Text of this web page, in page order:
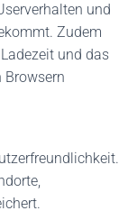
und
Zudem
und das
Browsern